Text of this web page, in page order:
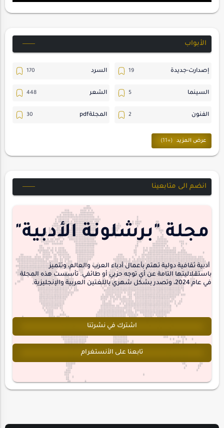
الأبواب
إصدارت-جديدة السرد
السينما الشعر
الفنون المجلةpdf
المسرح
حسن_يارتي حوارات
هايكو
interview
انضم الى متابعينا
مجلة "برشلونة الأدبية"
أدبية ثقافية دولية تهتم بأعمال أدباء العرب والعالم، وتتميز
باستقلاليتها التامة عن أي توجه حزبي أو طائفي. تأسست هذه المجلة
في عام 2024، وتصدر بشكل شهري باللغتين العربية والإنجليزية.
اشترك في نشرتنا
تابعنا على الأنستغرام